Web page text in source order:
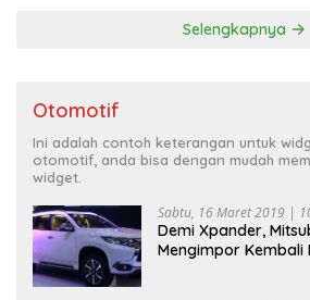
Selengkapnya
Otomotif
Ini adalah contoh keterangan untuk
otomotif, anda bisa dengan mudah
widget.
Sabtu, 16 Maret 2019 |
Demi Xpander,
Mengimpor Kembali